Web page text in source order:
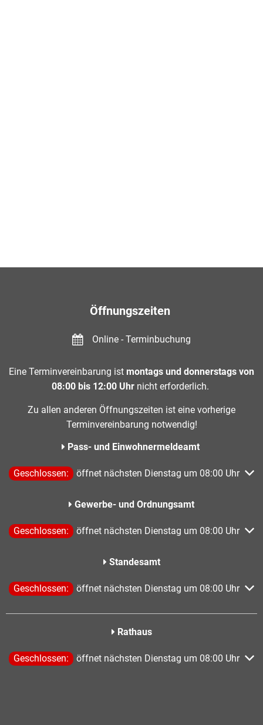
Öffnungszeiten
Online - Terminbuchung
Eine Terminvereinbarung ist montags und donnerstags von
08:00 bis 12:00 Uhr nicht erforderlich.
Zu allen anderen Öffnungszeiten ist eine vorherige
Terminvereinbarung notwendig!
Pass- und Einwohnermeldeamt
Klicken, um weitere Öffnungs- oder Schließzeiten
Geschlossen: öffnet nächsten Dienstag um 08:00 Uhr
Gewerbe- und Ordnungsamt
Klicken, um weitere Öffnungs- oder Schließzeiten
Geschlossen: öffnet nächsten Dienstag um 08:00 Uhr
Standesamt
Klicken, um weitere Öffnungs- oder Schließzeiten
Geschlossen: öffnet nächsten Dienstag um 08:00 Uhr
Rathaus
Klicken, um weitere Öffnungs- oder Schließzeiten
Geschlossen: öffnet nächsten Dienstag um 08:00 Uhr